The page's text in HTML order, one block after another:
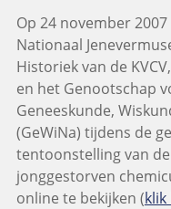
Op 24 november
Nationaal
Historiek van de
en het Genootschap
Geneeskunde,
(GeWiNa) tijdens de
tentoonstelling van
jonggestorven
online te bekijken (